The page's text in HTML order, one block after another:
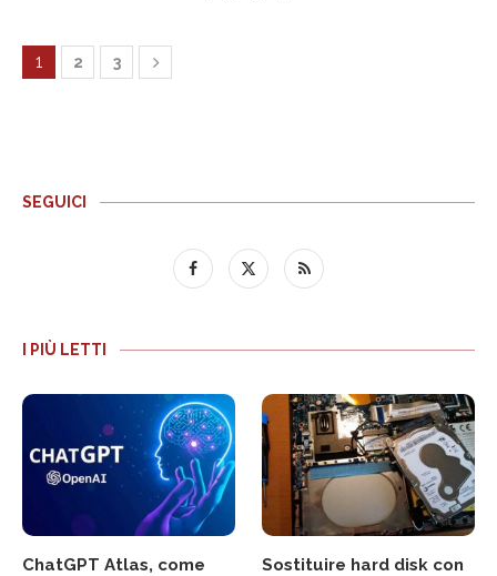
1 2 3
SEGUICI
I PIÙ LETTI
ChatGPT Atlas, come
Sostituire hard disk con